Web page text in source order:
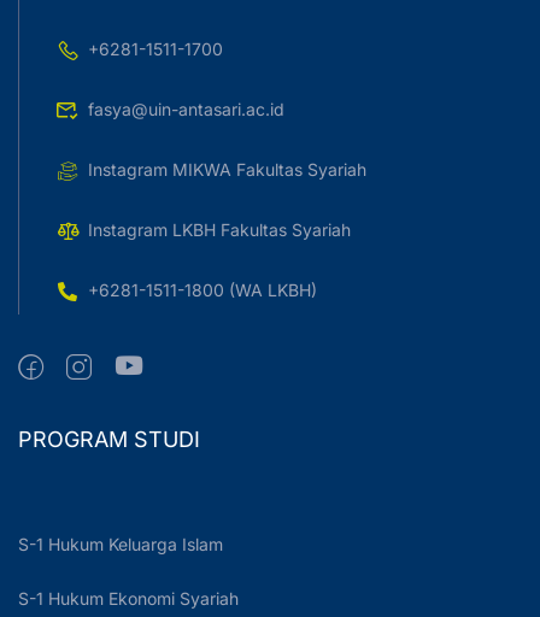
+6281-1511-1700
fasya@uin-antasari.ac.id
Instagram MIKWA Fakultas Syariah
Instagram LKBH Fakultas Syariah
+6281-1511-1800 (WA LKBH)
PROGRAM STUDI
S-1 Hukum Keluarga Islam
S-1 Hukum Ekonomi Syariah